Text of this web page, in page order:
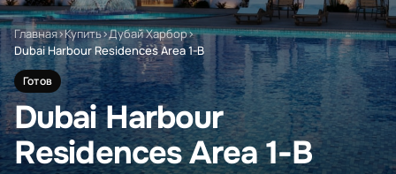
Главная›Купить›Дубай Харбор›
Dubai Harbour Residences Area 1-B
Готов
Dubai Harbour
Residences Area 1-B